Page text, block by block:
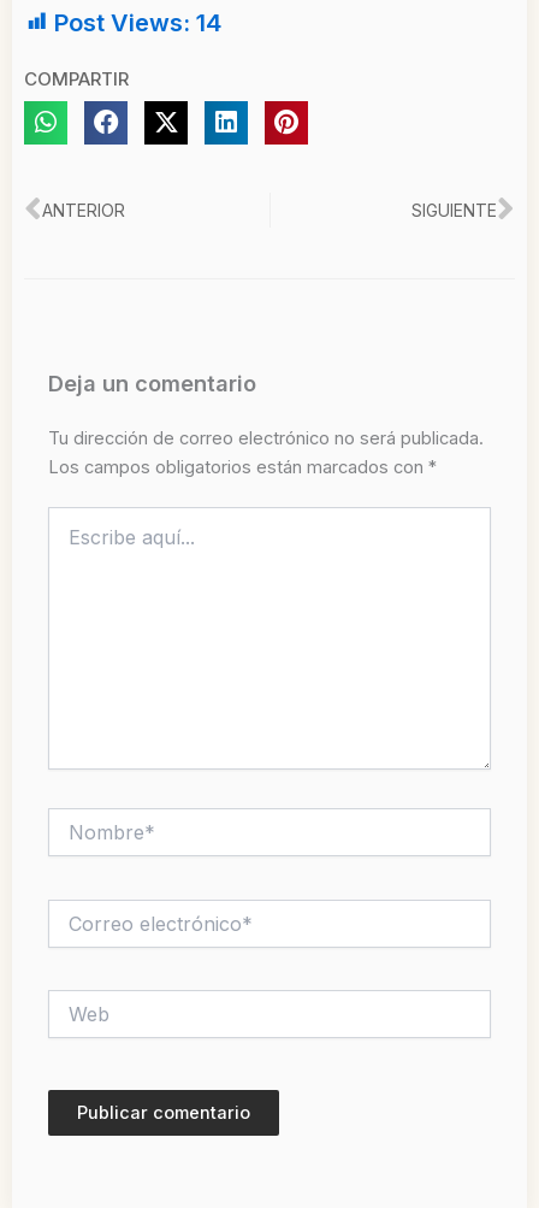
Post Views: 14
COMPARTIR
Ant
ANTERIOR SIGUIENTE
Deja un comentario
Tu dirección de correo electrónico no será publicada.
Los campos obligatorios están marcados con *
aquí...
electrónico*